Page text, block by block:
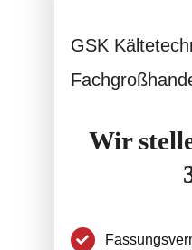
GSK
Wir